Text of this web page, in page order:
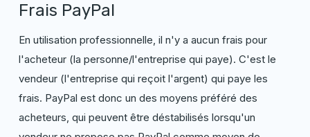
Frais PayPal
En utilisation professionnelle, il n'y a aucun frais pour
l'acheteur (la personne/l'entreprise qui paye). C'est le
vendeur (l'entreprise qui reçoit l'argent) qui paye les
frais. PayPal est donc un des moyens préféré des
acheteurs, qui peuvent être déstabilisés lorsqu'un